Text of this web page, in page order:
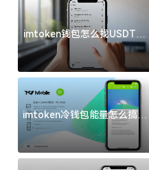
imtoken钱包怎么找USDT地
址？三步搞定不踩坑
imtoken冷钱包能量怎么搞？
过来人告诉你门道